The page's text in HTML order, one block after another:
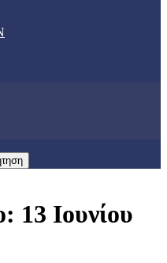
13 Ιουνίου